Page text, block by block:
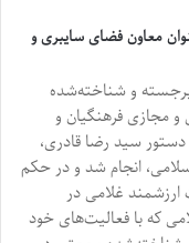
معاون فضای سایبری و
برجسته و شناخته‌شده
مجازی فرهنگیان و
سید رضا قادری،
انجام شد و در حکم
ارزشمند غلامی در
که با فعالیت‌های خود